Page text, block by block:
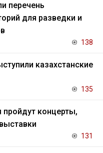
перечень
для разведки и
138
казахстанские
135
концерты,
131